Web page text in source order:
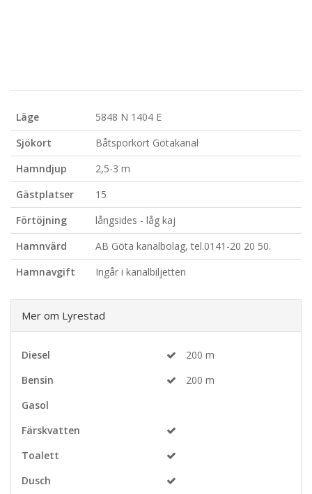
Läge
5848 N 1404 E
Sjökort
Båtsporkort Götakanal
Hamndjup
2,5-3 m
Gästplatser
15
Förtöjning
långsides - låg kaj
Hamnvärd
AB Göta kanalbolag, tel.0141-20 20 50.
Hamnavgift
Ingår i kanalbiljetten
Mer om Lyrestad
Diesel
200 m
Bensin
200 m
Gasol
Färskvatten
Toalett
Dusch